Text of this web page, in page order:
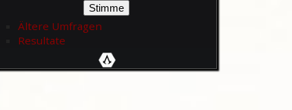
Ältere Umfragen
Resultate